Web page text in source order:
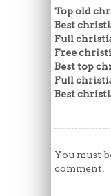
Top old
Best
Full
Free
Best top
Full
Best
You must
comment.